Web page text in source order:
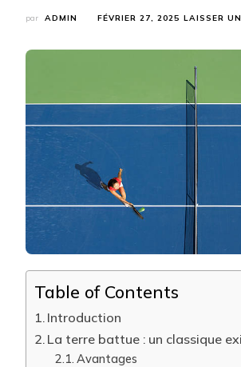
par ADMIN FÉVRIER 27, 2025 LAISSER
Table of Contents
Introduction
La terre battue : un classique
Avantages